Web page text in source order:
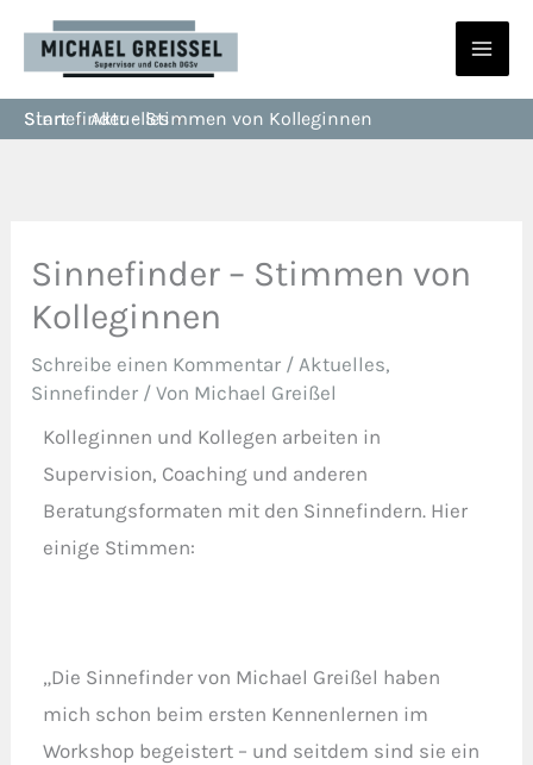
Inhalt
Start Aktuelles
Sinnefinder – Stimmen von Kolleginnen
Sinnefinder – Stimmen von
Kolleginnen
Schreibe einen Kommentar / Aktuelles,
Sinnefinder / Von Michael Greißel
Kolleginnen und Kollegen arbeiten in
Supervision, Coaching und anderen
Beratungsformaten mit den Sinnefindern. Hier
einige Stimmen:
„Die Sinnefinder von Michael Greißel haben
mich schon beim ersten Kennenlernen im
Workshop begeistert – und seitdem sind sie ein